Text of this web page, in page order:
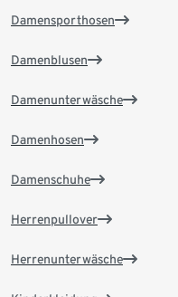
Damensporthosen
Damenblusen
Damenunterwäsche
Damenhosen
Damenschuhe
Herrenpullover
Herrenunterwäsche